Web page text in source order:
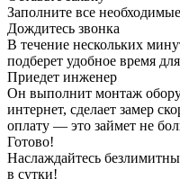
Заполните все
Дождитесь звонка
В течение нескольких
подберет удобное время
Приедет инженер
Он выполнит монтаж
интернет, сделает замер
оплату — это займет не
Готово!
Наслаждайтесь
в сутки!